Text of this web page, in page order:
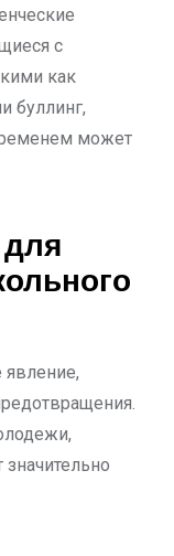
с
как
буллинг,
может